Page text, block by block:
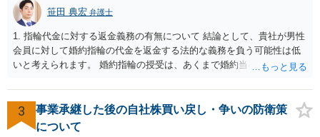
笹田 典宏 弁護士
1. 指輪代金に対する返金義務の有無について 結論として、貴社が男性
会員に対して婚約指輪の代金を返金する法的な義務を負う可能性は低
いと考えられます。 婚約指輪の授受は、あくまで婚約当事者である男
貴社は、その贈与契約の当事者ではありません。したがって、仮に女
性が返金義務を負う場合であっても、貴社が返金義務を負う法的根拠
は見当たりません。 また、国際結婚の仲介契約に関する裁判例では、
3
事業承継した後の自社株買い戻し・争いの防衛策
について